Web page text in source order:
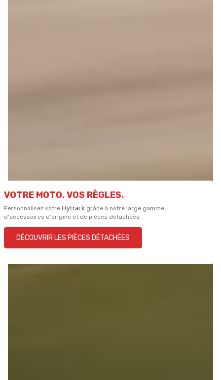
VOTRE MOTO. VOS RÈGLES.
Personnalisez votre Hytrack grâce à notre large gamme
d'accessoires d'origine et de pièces détachées
DÉCOUVRIR LES PIÈCES DÉTACHÉES